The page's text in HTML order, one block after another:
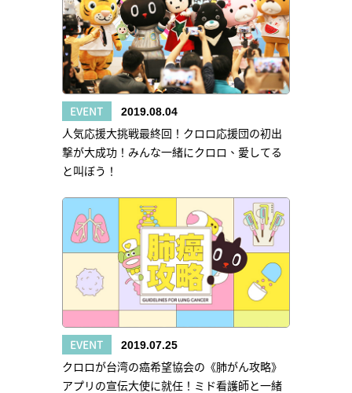
EVENT 2019.08.04
人気応援大挑戦最終回！クロロ応援団の初出
撃が大成功！みんな一緒にクロロ、愛してる
と叫ぼう！
EVENT 2019.07.25
クロロが台湾の癌希望協会の《肺がん攻略》
アプリの宣伝大使に就任！ミド看護師と一緒